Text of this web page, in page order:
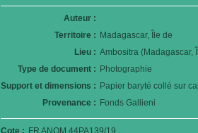
Auteur :
Territoire : Madagascar, Île de
Lieu : Ambositra (Madagascar,
Type de document : Photographie
Support et dimensions : Papier baryté collé sur
Provenance : Fonds Gallieni
Cote : FR ANOM 44PA139/19